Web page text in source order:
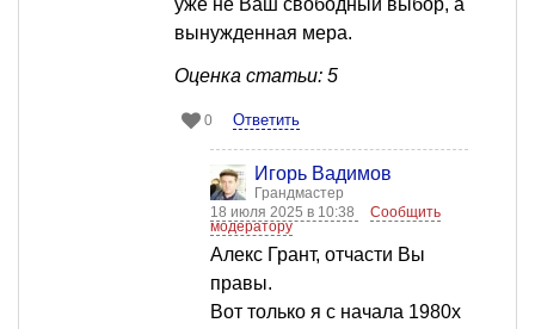
уже не Ваш свободный выбор, а
вынужденная мера.
Оценка статьи: 5
0 Ответить
Игорь Вадимов
Грандмастер
18 июля 2025 в 10:38
Сообщить
модератору
Алекс Грант, отчасти Вы
правы.
Вот только я с начала 1980х